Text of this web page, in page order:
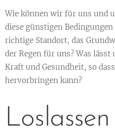
Wie können wir für uns und
diese günstigen
richtige Standort, das
der Regen für uns? Was
Kraft und Gesundheit, so
hervorbringen kann?
Loslassen